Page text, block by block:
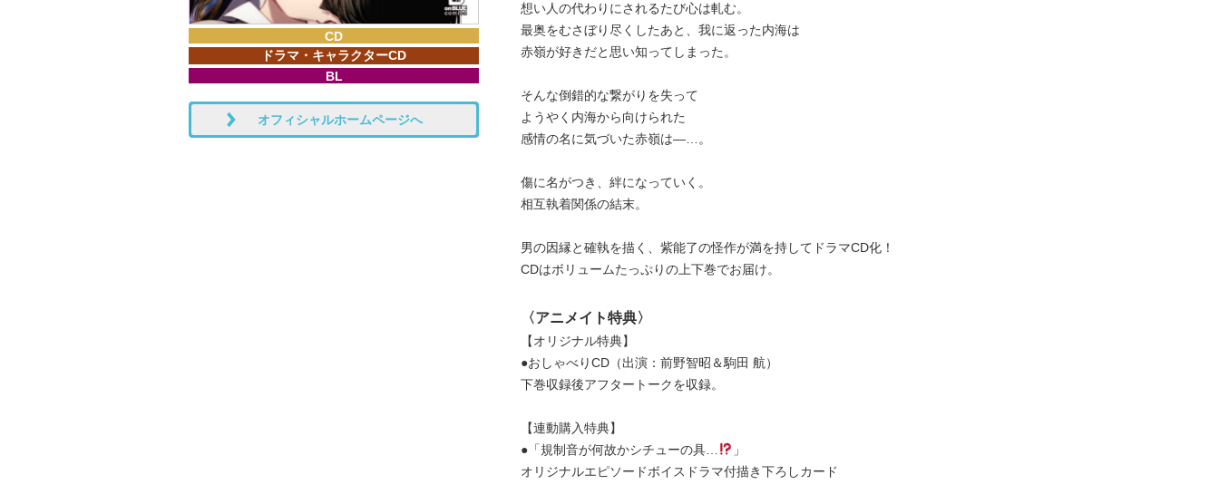
CD
ドラマ・キャラクターCD
BL
オフィシャルホームページへ
想い人の代わりにされるたび心は軋む。
最奥をむさぼり尽くしたあと、我に返った内海は
赤嶺が好きだと思い知ってしまった。
そんな倒錯的な繋がりを失って
ようやく内海から向けられた
感情の名に気づいた赤嶺は―…。
傷に名がつき、絆になっていく。
相互執着関係の結末。
男の因縁と確執を描く、紫能了の怪作が満を持してドラマCD化！
CDはボリュームたっぷりの上下巻でお届け。
〈アニメイト特典〉
【オリジナル特典】
●おしゃべりCD（出演：前野智昭＆駒田 航）
下巻収録後アフタートークを収録。
【連動購入特典】
●「規制音が何故かシチューの具…
」
オリジナルエピソードボイスドラマ付描き下ろしカード